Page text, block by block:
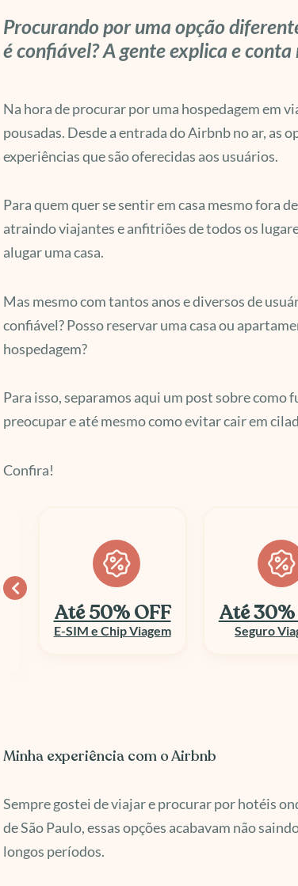
Procurando por uma opção
é confiável? A gente explica e conta
Na hora de procurar por uma hospedagem em
pousadas. Desde a entrada do Airbnb no ar, as
experiências que são oferecidas aos usuários.
Para quem quer se sentir em casa mesmo fora
atraindo viajantes e anfitriões de todos os
alugar uma casa.
Mas mesmo com tantos anos e diversos de
confiável? Posso reservar uma casa ou
hospedagem?
Para isso, separamos aqui um post sobre como
preocupar e até mesmo como evitar cair em
Confira!
Até 50% OFF
E-SIM e Chip Viagem
Até 30%
Seguro
Minha experiência com o Airbnb
Sempre gostei de viajar e procurar por hotéis
de São Paulo, essas opções acabavam não
longos períodos.